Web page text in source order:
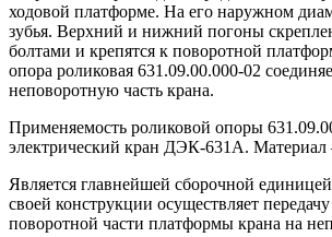
ходовой платформе. На его наружном
зубья. Верхний и нижний погоны
болтами и крепятся к поворотной
опора роликовая 631.09.00.000-02
неповоротную часть крана.
Применяемость роликовой опоры
электрический кран ДЭК-631А. Материал
Является главнейшей сборочной единицей
своей конструкции осуществляет
поворотной части платформы крана на